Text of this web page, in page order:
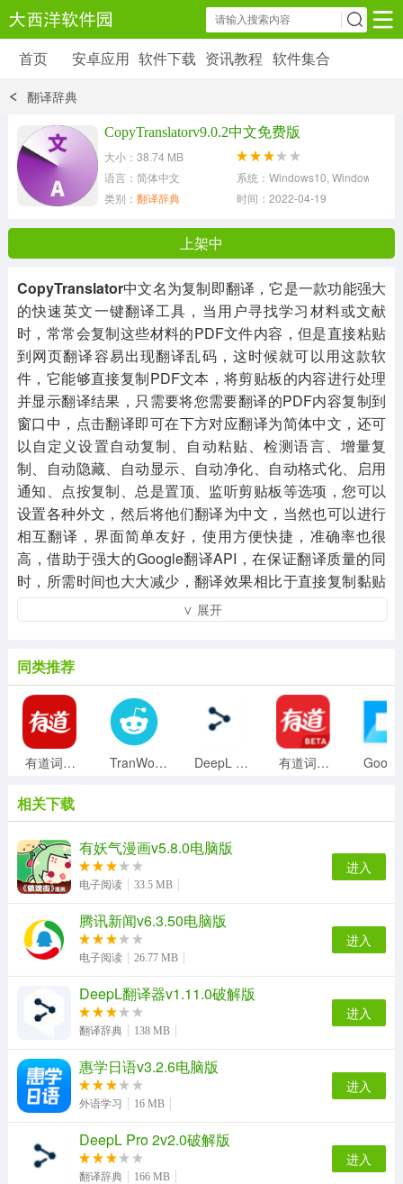
安卓应用 软件下载 资讯教程
6179 款应用
39 款应用
首页 安卓应用 软件下载 资讯教程 软件集合
翻译辞典
CopyTranslatorv9.0.2中文免费版
大小：38.74 MB
语言：简体中文
系统：Windows10, Windows8,
类别： 翻译辞典 时间：2022-04-19
上架中
CopyTranslator中文名为复制即翻译，它是一款功能强大
的快速英文一键翻译工具，当用户寻找学习材料或文献
时，常常会复制这些材料的PDF文件内容，但是直接粘贴
到网页翻译容易出现翻译乱码，这时候就可以用这款软
件，它能够直接复制PDF文本，将剪贴板的内容进行处理
并显示翻译结果，只需要将您需要翻译的PDF内容复制到
窗口中，点击翻译即可在下方对应翻译为简体中文，还可
以自定义设置自动复制、自动粘贴、检测语言、增量复
制、自动隐藏、自动显示、自动净化、自动格式化、启用
通知、点按复制、总是置顶、监听剪贴板等选项，您可以
设置各种外文，然后将他们翻译为中文，当然也可以进行
相互翻译，界面简单友好，使用方便快捷，准确率也很
高，借助于强大的Google翻译API，在保证翻译质量的同
时，所需时间也大大减少，翻译效果相比于直接复制黏贴
到网页版翻译有了巨大的改善，有了CopyTranslator，你
就可以随心所欲地查阅资料文献，而不用为语言翻译问题
安装教程
1、下载压缩包解压之后双击软件开始安装，选择安装类型
∨ 展开
同类推荐
有道词典v8.5.1.0破解版(去广告) TranWorld实时翻译软件 V0.7.8 官方电脑版 DeepL Pro 2v2.0破解版 有道词典VIP破解版 v8.0(附破解补丁)
相关下载
有妖气漫画v5.8.0电脑版
电子阅读 33.5 MB
进入
腾讯新闻v6.3.50电脑版
电子阅读 26.77 MB
进入
DeepL翻译器v1.11.0破解版
翻译辞典 138 MB
进入
惠学日语v3.2.6电脑版
外语学习 16 MB
进入
DeepL Pro 2v2.0破解版
翻译辞典 166 MB
进入